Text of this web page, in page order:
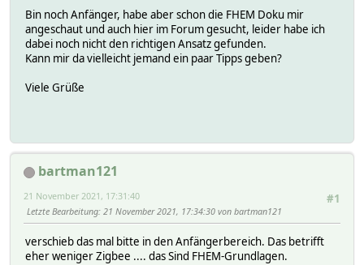
Bin noch Anfänger, habe aber schon die FHEM Doku mir
angeschaut und auch hier im Forum gesucht, leider habe ich
dabei noch nicht den richtigen Ansatz gefunden.
Kann mir da vielleicht jemand ein paar Tipps geben?
Viele Grüße
bartman121
#1
21 November 2021, 17:31:40
Letzte Bearbeitung: 21 November 2021, 17:34:30 von bartman121
verschieb das mal bitte in den Anfängerbereich. Das betrifft
eher weniger Zigbee .... das Sind FHEM-Grundlagen.